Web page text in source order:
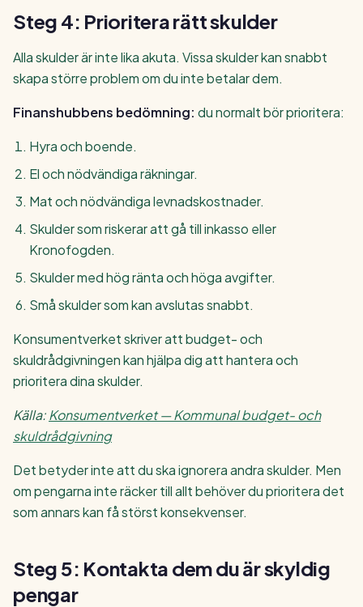
Steg 4: Prioritera rätt skulder
Alla skulder är inte lika akuta. Vissa skulder kan snabbt
skapa större problem om du inte betalar dem.
Finanshubbens bedömning: du normalt bör prioritera:
Hyra och boende.
El och nödvändiga räkningar.
Mat och nödvändiga levnadskostnader.
Skulder som riskerar att gå till inkasso eller
Kronofogden.
Skulder med hög ränta och höga avgifter.
Små skulder som kan avslutas snabbt.
Konsumentverket skriver att budget- och
skuldrådgivningen kan hjälpa dig att hantera och
prioritera dina skulder.
Källa:Konsumentverket — Kommunal budget- och
skuldrådgivning
Det betyder inte att du ska ignorera andra skulder. Men
om pengarna inte räcker till allt behöver du prioritera det
som annars kan få störst konsekvenser.
Steg 5: Kontakta dem du är skyldig
pengar